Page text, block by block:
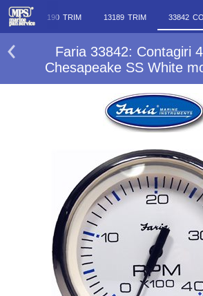
13190 TRIM 13189 TRIM 33842
Faria 33842: Contagiri
Chesapeake SS White